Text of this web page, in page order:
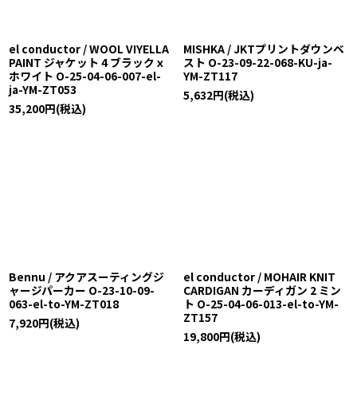
el conductor / WOOL VIYELLA
PAINT ジャケット 4 ブラックｘ
ホワイト O-25-04-06-007-el-
ja-YM-ZT053
35,200円(税込)
MISHKA / JKTプリントダウンベ
スト O-23-09-22-068-KU-ja-
YM-ZT117
5,632円(税込)
Bennu / アクアスーティングジ
ャージパーカー O-23-10-09-
063-el-to-YM-ZT018
7,920円(税込)
el conductor / MOHAIR KNIT
CARDIGAN カーディガン 2 ミン
ト O-25-04-06-013-el-to-YM-
ZT157
19,800円(税込)